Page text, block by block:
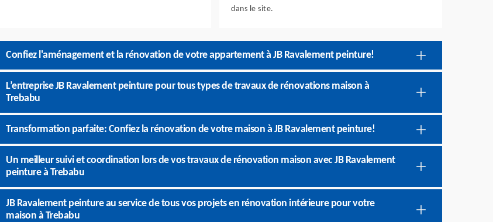
dans le site.
Confiez l'aménagement et la rénovation de votre appartement à JB Ravalement peinture!
L’entreprise JB Ravalement peinture pour tous types de travaux de rénovations maison à
Trebabu
Transformation parfaite: Confiez la rénovation de votre maison à JB Ravalement peinture!
Un meilleur suivi et coordination lors de vos travaux de rénovation maison avec JB Ravalement
peinture à Trebabu
JB Ravalement peinture au service de tous vos projets en rénovation intérieure pour votre
maison à Trebabu